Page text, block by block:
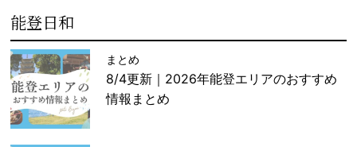
能登日和
まとめ
8/4更新｜2026年能登エリアのおすすめ
情報まとめ